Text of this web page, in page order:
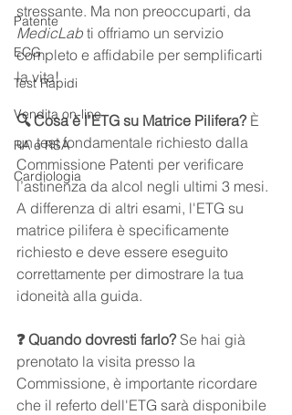
Patente
ECG
Test Rapidi
Vendita on-line
RA e RSA
Cardiologia
stressante. Ma non preoccuparti, da
MedicLab ti offriamo un servizio
completo e affidabile per semplificarti
la vita!
🔍 Cosa è l’ETG su Matrice Pilifera? È
un test fondamentale richiesto dalla
Commissione Patenti per verificare
l’astinenza da alcol negli ultimi 3 mesi.
A differenza di altri esami, l'ETG su
matrice pilifera è specificamente
richiesto e deve essere eseguito
correttamente per dimostrare la tua
idoneità alla guida.
❓ Quando dovresti farlo? Se hai già
prenotato la visita presso la
Commissione, è importante ricordare
che il referto dell'ETG sarà disponibile